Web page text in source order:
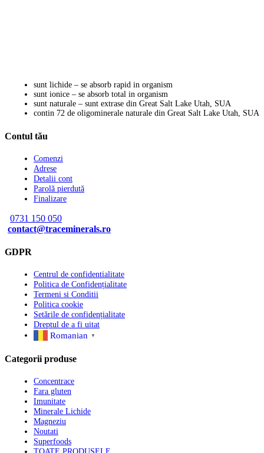
sunt lichide – se absorb rapid in organism
sunt ionice – se absorb total in organism
sunt naturale – sunt extrase din Great Salt Lake Utah, SUA
contin 72 de oligominerale naturale din Great Salt Lake Utah, SUA
Contul tău
Comenzi
Adrese
Detalii cont
Parolă pierdută
Finalizare
0731 150 050
contact@traceminerals.ro
GDPR
Centrul de confidentialitate
Politica de Confidențialitate
Termeni si Conditii
Politica cookie
Setările de confidențialitate
Dreptul de a fi uitat
Romanian ▼
Categorii produse
Concentrace
Fara gluten
Imunitate
Minerale Lichide
Magneziu
Noutati
Superfoods